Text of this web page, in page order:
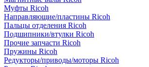
Муфты Ricoh
Направляющие/пластины Ricoh
Пальцы отделения Ricoh
Подшипники/втулки Ricoh
Прочие запчасти Ricoh
Пружины Ricoh
Редукторы/приводы/моторы Ricoh